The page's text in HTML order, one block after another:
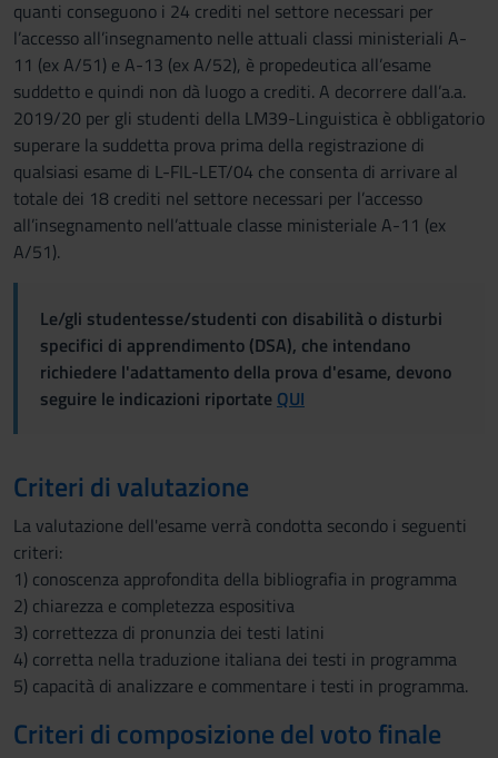
quanti conseguono i 24 crediti nel settore necessari per
l’accesso all’insegnamento nelle attuali classi ministeriali A-
11 (ex A/51) e A-13 (ex A/52), è propedeutica all’esame
suddetto e quindi non dà luogo a crediti. A decorrere dall’a.a.
2019/20 per gli studenti della LM39-Linguistica è obbligatorio
superare la suddetta prova prima della registrazione di
qualsiasi esame di L-FIL-LET/04 che consenta di arrivare al
totale dei 18 crediti nel settore necessari per l’accesso
all’insegnamento nell’attuale classe ministeriale A-11 (ex
A/51).
Le/gli studentesse/studenti con disabilità o disturbi
specifici di apprendimento (DSA), che intendano
richiedere l'adattamento della prova d'esame, devono
seguire le indicazioni riportate QUI
Criteri di valutazione
La valutazione dell'esame verrà condotta secondo i seguenti
criteri:
1) conoscenza approfondita della bibliografia in programma
2) chiarezza e completezza espositiva
3) correttezza di pronunzia dei testi latini
4) corretta nella traduzione italiana dei testi in programma
5) capacità di analizzare e commentare i testi in programma.
Criteri di composizione del voto finale